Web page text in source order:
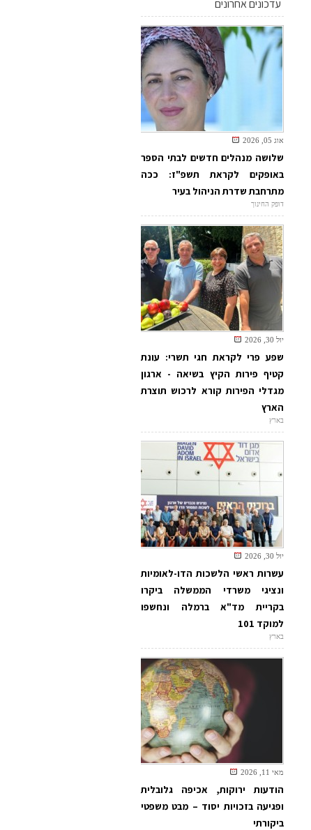
עדכונים אחרונים
אוג 05, 2026
שלושה מנהלים חדשים לבתי הספר
באופקים לקראת תשפ"ז: ככה
מתרחבת שדרת הניהול בעיר
דופק החינוך
יול 30, 2026
שפע פרי לקראת חגי תשרי: עונת
קטיף פירות הקיץ בשיאה - ארגון
מגדלי הפירות קורא לרכוש תוצרת
הארץ
בארץ
יול 30, 2026
עשרות ראשי הלשכות הדו-לאומיות
ונציגי משרדי הממשלה ביקרו
בקריית מד"א ברמלה ונחשפו
למוקד 101
בארץ
מאי 11, 2026
הודעות ירוקות, אכיפה גלובלית
ופגיעה בזכויות יסוד – מבט משפטי
ביקורתי